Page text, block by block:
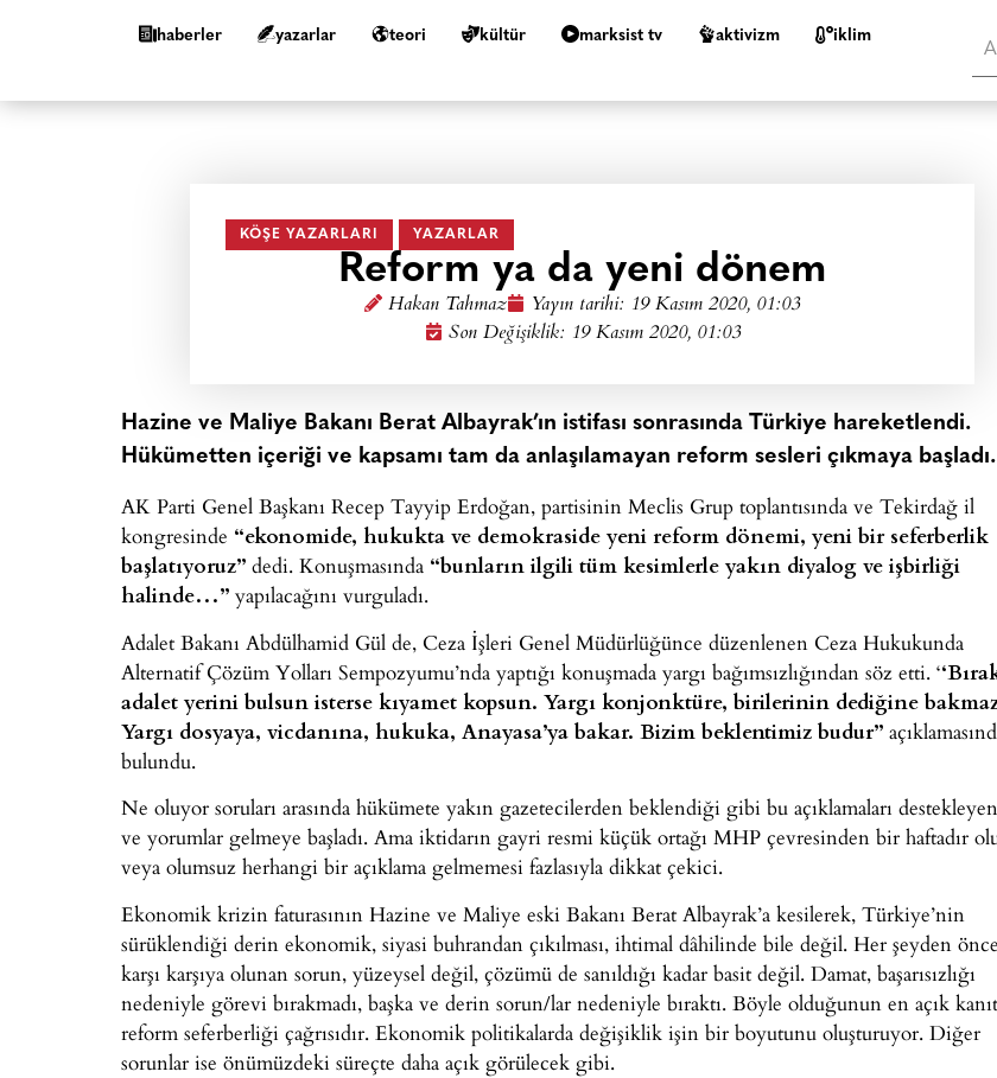
haberler yazarlar teori kültür marksist tv aktivizm i̇klim
KÖŞE YAZARLARI YAZARLAR
Reform ya da yeni dönem
Hakan Tahmaz Yayın tarihi: 19 Kasım 2020, 01:03
Son Değişiklik: 19 Kasım 2020, 01:03
Hazine ve Maliye Bakanı Berat Albayrak’ın istifası sonrasında Türkiye hareketlendi.
Hükümetten içeriği ve kapsamı tam da anlaşılamayan reform sesleri çıkmaya başladı.
AK Parti Genel Başkanı Recep Tayyip Erdoğan, partisinin Meclis Grup toplantısında ve Tekirdağ il
kongresinde “ekonomide, hukukta ve demokraside yeni reform dönemi, yeni bir seferberlik
başlatıyoruz” dedi. Konuşmasında “bunların ilgili tüm kesimlerle yakın diyalog ve işbirliği
halinde…” yapılacağını vurguladı.
Adalet Bakanı Abdülhamid Gül de, Ceza İşleri Genel Müdürlüğünce düzenlenen Ceza Hukukunda
Alternatif Çözüm Yolları Sempozyumu’nda yaptığı konuşmada yargı bağımsızlığından söz etti. ‘
adalet yerini bulsun isterse kıyamet kopsun. Yargı konjonktüre, birilerinin dediğine
Yargı dosyaya, vicdanına, hukuka, Anayasa’ya bakar. Bizim beklentimiz budur”
bulundu.
Ne oluyor soruları arasında hükümete yakın gazetecilerden beklendiği gibi bu açıklamaları
ve yorumlar gelmeye başladı. Ama iktidarın gayri resmi küçük ortağı MHP çevresinden bir haftadır
veya olumsuz herhangi bir açıklama gelmemesi fazlasıyla dikkat çekici.
Ekonomik krizin faturasının Hazine ve Maliye eski Bakanı Berat Albayrak’a kesilerek, Türkiye’nin
sürüklendiği derin ekonomik, siyasi buhrandan çıkılması, ihtimal dâhilinde bile değil. Her şeyden önce
karşı karşıya olunan sorun, yüzeysel değil, çözümü de sanıldığı kadar basit değil. Damat, başarısızlığı
nedeniyle görevi bırakmadı, başka ve derin sorun/lar nedeniyle bıraktı. Böyle olduğunun en açık
reform seferberliği çağrısıdır. Ekonomik politikalarda değişiklik işin bir boyutunu oluşturuyor. Diğer
sorunlar ise önümüzdeki süreçte daha açık görülecek gibi.